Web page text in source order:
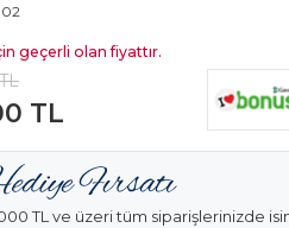
geçerli olan fiyattır.
TL
TL ve üzeri tüm siparişlerinizde